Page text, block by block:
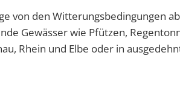
von den Witterungsbedingungen
Gewässer wie Pfützen,
Rhein und Elbe oder in